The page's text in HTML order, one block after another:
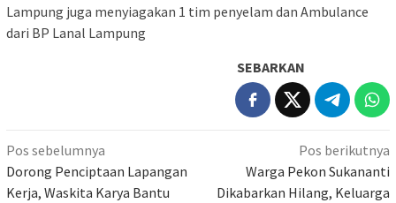
Lampung juga menyiagakan 1 tim penyelam dan Ambulance
dari BP Lanal Lampung
SEBARKAN
Navigasi
pos
Pos sebelumnya
Dorong Penciptaan Lapangan
Kerja, Waskita Karya Bantu
Pos berikutnya
Warga Pekon Sukananti
Dikabarkan Hilang, Keluarga